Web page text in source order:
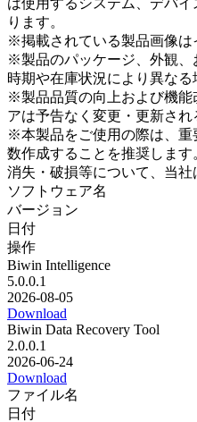
ります。
※掲載されている製品画像は
※製品のパッケージ、外観、
時期や在庫状況により異なる
※製品品質の向上および機能
アは予告なく変更・更新され
※本製品をご使用の際は、重
数作成することを推奨しま
消失・破損等について、当社
ソフトウェア名
バージョン
日付
操作
Biwin Intelligence
5.0.0.1
2026-08-05
Download
Biwin Data Recovery Tool
2.0.0.1
2026-06-24
Download
ファイル名
日付